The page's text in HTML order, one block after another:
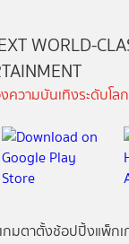
WORLD-
ความบันเทิงระดับโล
เกมตาตั้งช้อปปิ้งแพ็กเ